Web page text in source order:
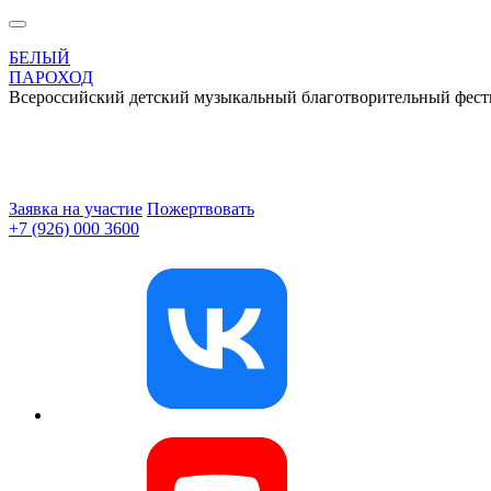
БЕЛЫЙ
ПАРОХОД
Всероссийский детский музыкальный благотворительный
Заявка на участие Пожертвовать
+7 (926) 000 3600